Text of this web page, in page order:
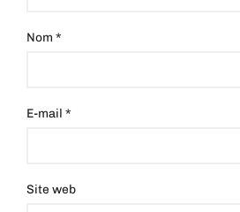
Nom*
E-mail*
Site web